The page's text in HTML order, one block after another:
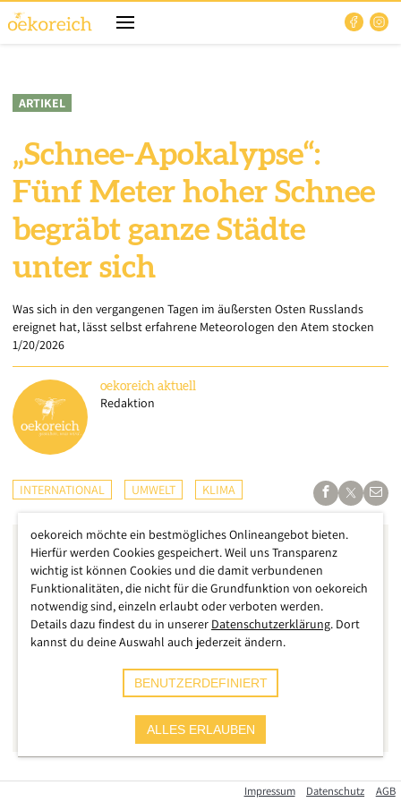
ARTIKEL
„Schnee-Apokalypse“:
Fünf Meter hoher Schnee
begräbt ganze Städte
unter sich
Was sich in den vergangenen Tagen im äußersten Osten Russlands
ereignet hat, lässt selbst erfahrene Meteorologen den Atem stocken
1/20/2026
oekoreich aktuell
Redaktion
INTERNATIONAL UMWELT KLIMA
Was sich in den vergangenen Tagen im äußersten Osten
Impressum Datenschutz AGB
oekoreich möchte ein bestmögliches Onlineangebot bieten.
Hierfür werden Cookies gespeichert. Weil uns Transparenz
wichtig ist können Cookies und die damit verbundenen
Funktionalitäten, die nicht für die Grundfunktion von oekoreich
notwendig sind, einzeln erlaubt oder verboten werden.
Details dazu findest du in unserer Datenschutzerklärung. Dort
kannst du deine Auswahl auch jederzeit ändern.
BENUTZERDEFINIERT
ALLES ERLAUBEN